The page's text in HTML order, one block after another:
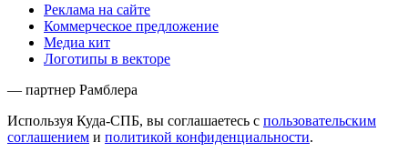
Реклама на сайте
Коммерческое предложение
Медиа кит
Логотипы в векторе
— партнер Рамблера
Используя Куда-СПБ, вы соглашаетесь с пользовательским
соглашением и политикой конфиденциальности.